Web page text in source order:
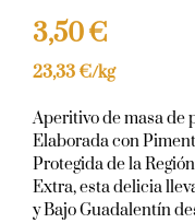
3,50€
23,33 €/kg
Aperitivo de masa de
Elaborada con
Protegida de la
Extra, esta delicia
y Bajo Guadalentín